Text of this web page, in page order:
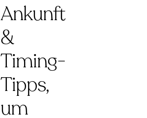
Ankunft
&
Timing-
Tipps,
um